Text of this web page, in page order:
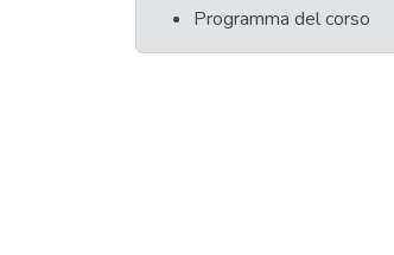
Programma del corso